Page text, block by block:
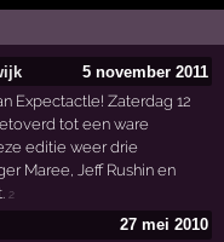
5 november 2011
Expectactle! Zaterdag 12
tot een ware
editie weer drie
Maree, Jeff Rushin en
2
27 mei 2010